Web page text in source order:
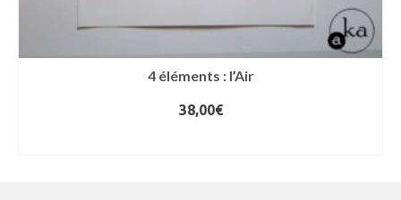
4 éléments : l’Air
38,00€